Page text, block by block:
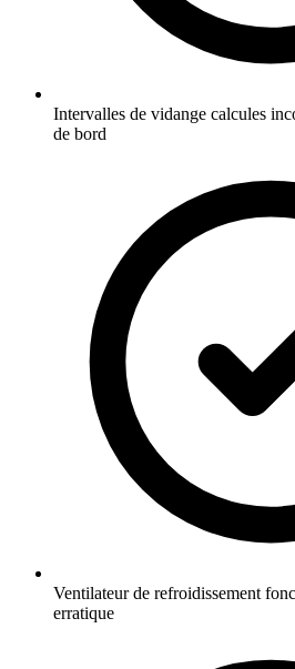
Intervalles de vidange calcules
de bord
Ventilateur de refroidissement
erratique